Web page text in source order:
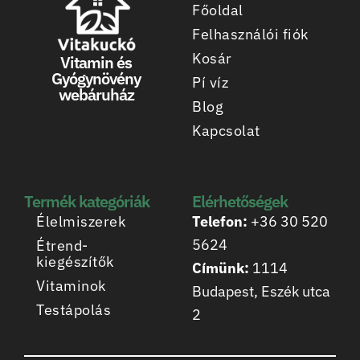
Vitamin és
Gyógynövény
webáruház
Főoldal
Felhasználói fiók
Kosár
Pí víz
Blog
Kapcsolat
Termék kategóriák
Élelmiszerek
Étrend-
kiegészítők
Vitaminok
Testápolás
Elérhetőségek
Telefon: +36 30 520
5624
Címünk: 1114
Budapest, Eszék utca
2